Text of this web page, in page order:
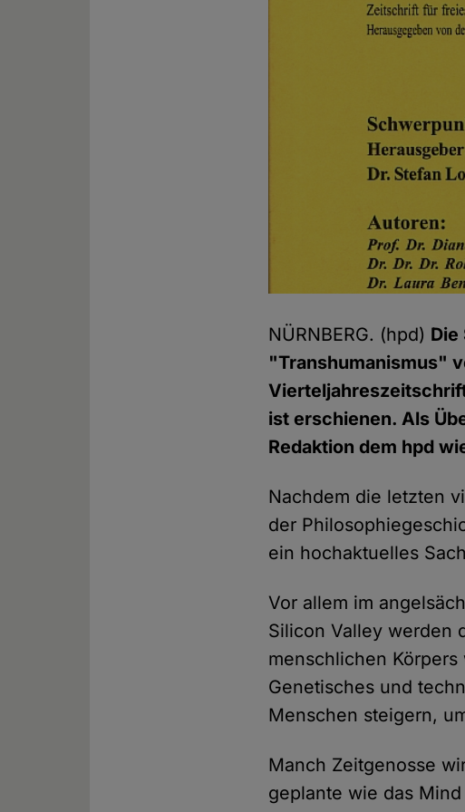
NÜRNBERG. (hpd) Die
"Transhumanismus"
ist erschienen. Als
Redaktion dem hpd
Nachdem die letzten
der
ein hochaktuelles
Vor allem im
Silicon Valley werden
menschlichen
Genetisches und
Menschen steigern,
Manch Zeitgenosse
geplante wie das